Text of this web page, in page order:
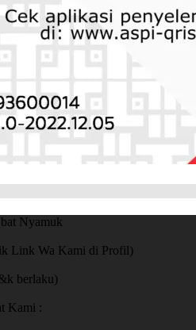
Nyamuk
Link Wa Kami di Profil)
berlaku)
Kami :